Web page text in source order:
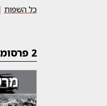
כל השפות
2 פרסומים